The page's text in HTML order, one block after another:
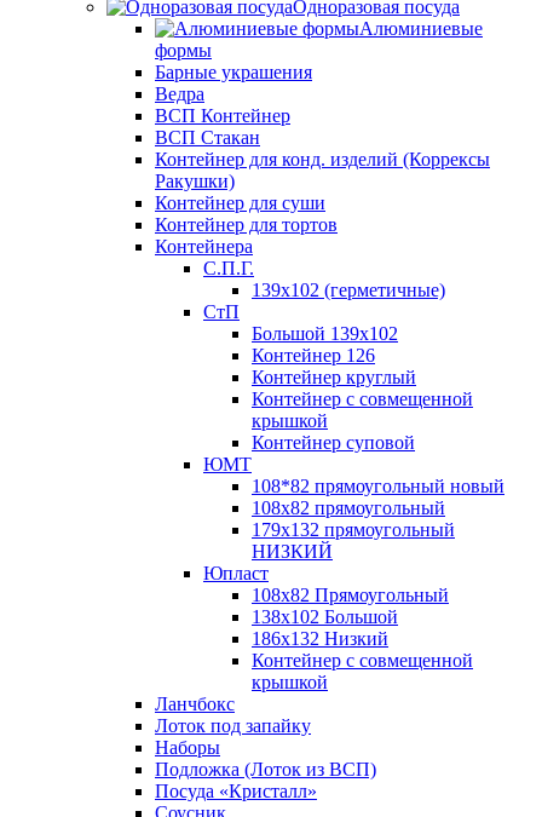
Одноразовая посуда
Алюминиевые
формы
Барные украшения
Ведра
ВСП Контейнер
ВСП Стакан
Контейнер для конд. изделий (Коррексы
Ракушки)
Контейнер для суши
Контейнер для тортов
Контейнера
С.П.Г.
139х102 (герметичные)
СтП
Большой 139х102
Контейнер 126
Контейнер круглый
Контейнер с совмещенной
крышкой
Контейнер суповой
ЮМТ
108*82 прямоугольный новый
108х82 прямоугольный
179х132 прямоугольный
НИЗКИЙ
Юпласт
108х82 Прямоугольный
138х102 Большой
186х132 Низкий
Контейнер с совмещенной
крышкой
Ланчбокс
Лоток под запайку
Наборы
Подложка (Лоток из ВСП)
Посуда «Кристалл»
Соусник